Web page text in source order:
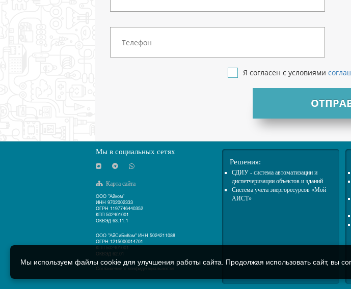
Я согласен с условиями
Мы в социальных сетях
Карта сайта
ООО "Айком"
ИНН 9702002333
ОГРН 1197746440352
КПП 502401001
ОКВЭД 63.11.1
ООО "АйСиБиКом" ИНН 5024211088
ОГРН 1215000014701
КПП 502401001
ОКВЭД 62.01
Соглашение о конфиденциальности
Решения:
СДИУ - система автоматизации и
диспетчеризации объектов и зданий
Система учета энергоресурсов «Мой
АИСТ»
Мы используем файлы cookie для улучшения работы сайта. Продолжая использовать сайт, вы